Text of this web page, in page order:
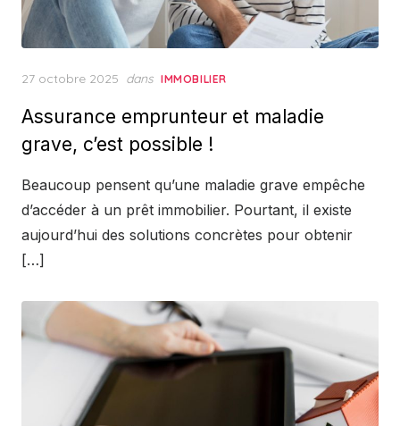
Posted
27 octobre 2025 dans IMMOBILIER
Assurance emprunteur et maladie
grave, c’est possible !
Beaucoup pensent qu’une maladie grave empêche
d’accéder à un prêt immobilier. Pourtant, il existe
aujourd’hui des solutions concrètes pour obtenir
[…]